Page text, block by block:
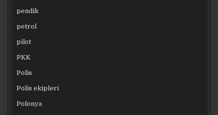
pendik
petrol
pilot
PKK
Polis
Polis ekipleri
Polonya